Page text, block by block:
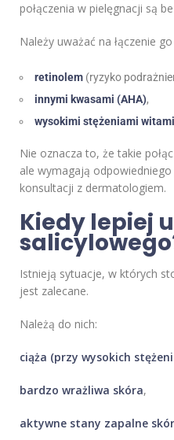
połączenia w pielęgnacji są
Należy uważać na łączenie go
retinolem (ryzyko
innymi kwasami (AHA),
wysokimi stężeniami
Nie oznacza to, że takie
ale wymagają
konsultacji z dermatologiem.
Kiedy lepiej
Istnieją sytuacje, w których
jest zalecane.
Należą do nich:
ciąża (przy wysokich
bardzo wrażliwa skóra,
aktywne stany zapalne